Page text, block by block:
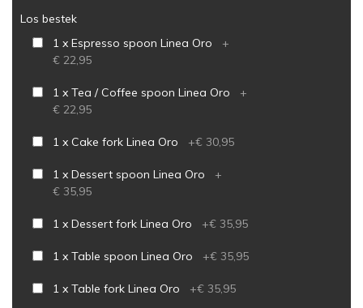
Los bestek
1 x Espresso spoon Linea Oro +
€ 22,95
1 x Tea / Coffee spoon Linea Oro +
€ 22,95
1 x Cake fork Linea Oro +€ 30,95
1 x Dessert spoon Linea Oro +
€ 35,95
1 x Dessert fork Linea Oro +€ 35,95
1 x Table spoon Linea Oro +€ 35,95
1 x Table fork Linea Oro +€ 35,95